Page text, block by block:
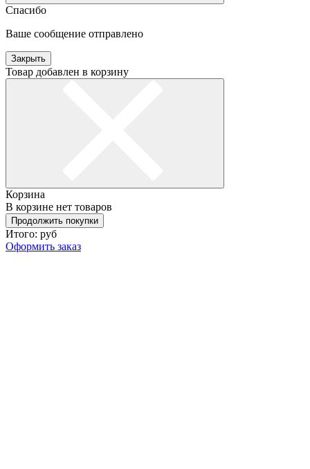
Спасибо
Ваше сообщение отправлено
Закрыть
Товар добавлен в корзину
Корзина
В корзине нет товаров
Продолжить покупки
Итого: руб
Оформить заказ